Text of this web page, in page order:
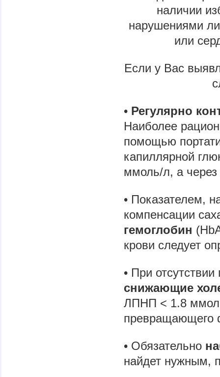
наличии
нарушениями
или
Если у Вас
• Регулярно
Наиболее
помощью
капиллярной
ммоль/л, а
• Показателем,
компенсации
гемоглобин
крови следует
• При
снижающие
ЛПНП < 1.8
превращающего
• Обязательно
найдет нужным,